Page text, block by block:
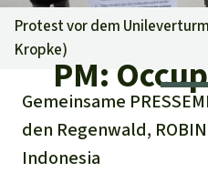
Info
Aktuelles
Unsere
Erfolge
Shop
Dringender
Regenwald-
Fragen &
Protest vor dem
Kropke)
PM:
Gemeinsame
den Regenwald,
Indonesia